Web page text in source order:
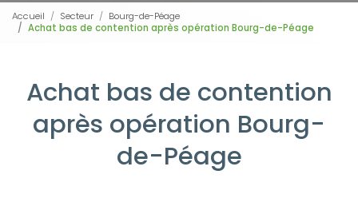
Accueil Secteur
Bourg-de-Péage
Achat bas de contention après opération Bourg-de-Péage
Achat bas de contention
après opération Bourg-
de-Péage